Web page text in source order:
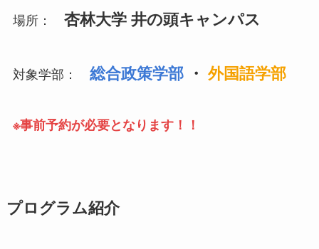
場所： 杏林大学 井の頭キャンパス
対象学部： 総合政策学部 ・ 外国語学部
※事前予約が必要となります！！
プログラム紹介